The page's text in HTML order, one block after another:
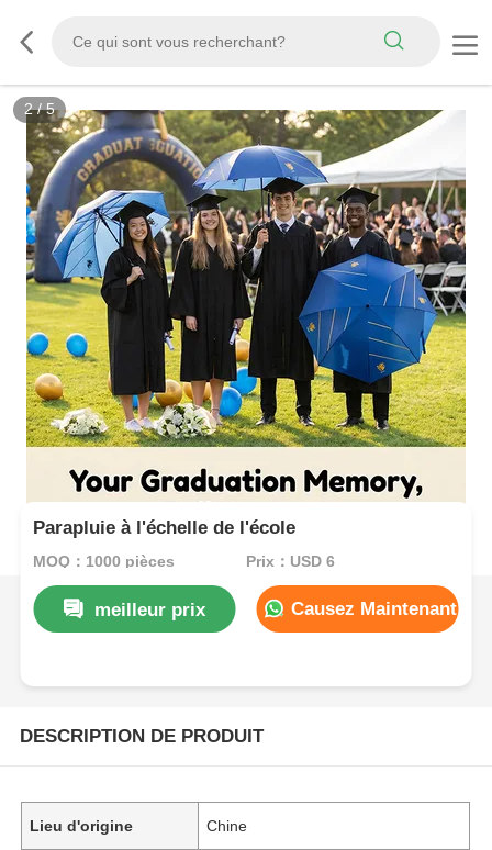
3/5
Parapluie à l'échelle de l'école
MOQ：1000 pièces Prix：USD 6
meilleur prix Causez Maintenant
DESCRIPTION DE PRODUIT
Lieu d'origine Chine